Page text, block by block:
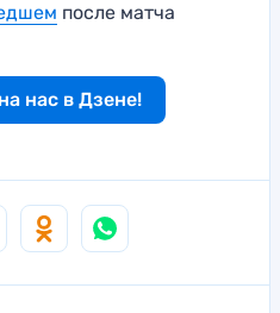
после матча
нас в Дзене!